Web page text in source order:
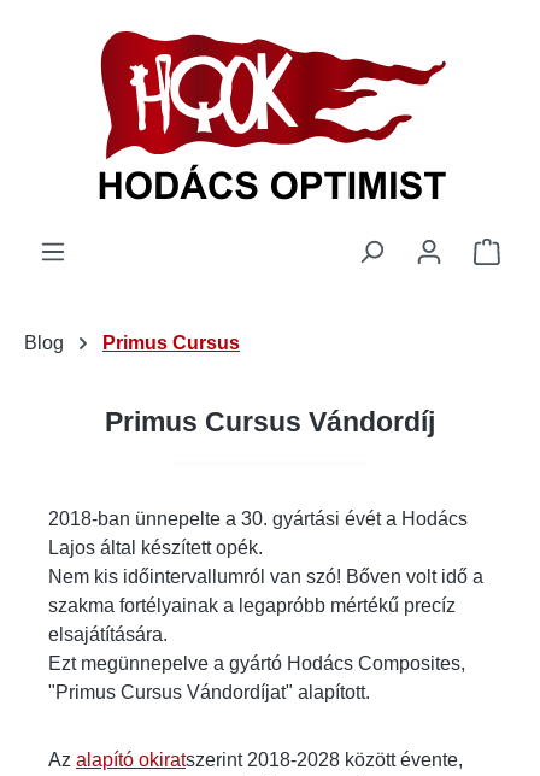
A
Blog Primus Cursus
Primus Cursus Vándordíj
2018-ban ünnepelte a 30. gyártási évét a Hodács
Lajos által készített opék.
Nem kis időintervallumról van szó! Bőven volt idő a
szakma fortélyainak a legapróbb mértékű precíz
elsajátítására.
Ezt megünnepelve a gyártó Hodács Composites,
"Primus Cursus Vándordíjat" alapított.
Az alapító okiratszerint 2018-2028 között évente,